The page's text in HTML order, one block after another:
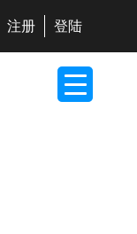
注册 登陆